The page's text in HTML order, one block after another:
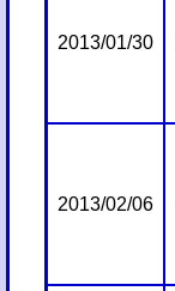
2013/01/30
2013/02/06